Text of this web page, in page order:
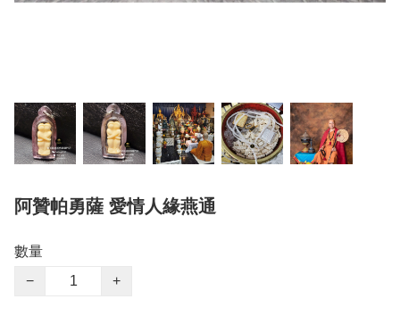
阿贊帕勇薩 愛情人緣燕通
數量
−
+